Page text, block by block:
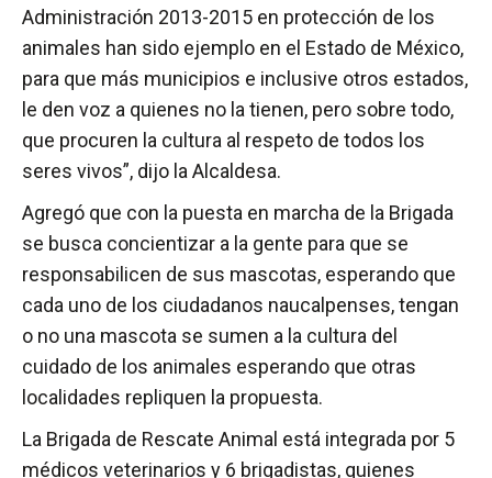
Administración 2013-2015 en protección de los
animales han sido ejemplo en el Estado de México,
para que más municipios e inclusive otros estados,
le den voz a quienes no la tienen, pero sobre todo,
que procuren la cultura al respeto de todos los
seres vivos”, dijo la Alcaldesa.
Agregó que con la puesta en marcha de la Brigada
se busca concientizar a la gente para que se
responsabilicen de sus mascotas, esperando que
cada uno de los ciudadanos naucalpenses, tengan
o no una mascota se sumen a la cultura del
cuidado de los animales esperando que otras
localidades repliquen la propuesta.
La Brigada de Rescate Animal está integrada por 5
médicos veterinarios y 6 brigadistas, quienes